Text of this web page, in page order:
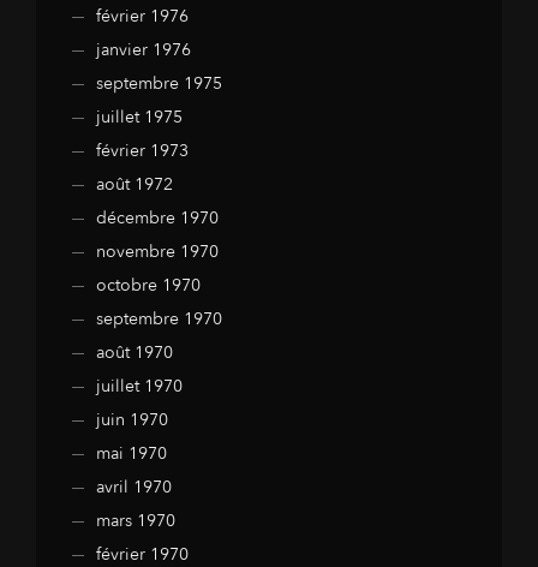
février 1976
janvier 1976
septembre 1975
juillet 1975
février 1973
août 1972
décembre 1970
novembre 1970
octobre 1970
septembre 1970
août 1970
juillet 1970
juin 1970
mai 1970
avril 1970
mars 1970
février 1970